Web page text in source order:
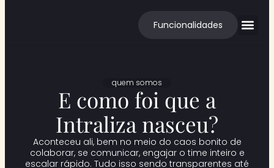
Funcionalidades
quem somos
E como foi que a
Intraliza nasceu?
Aconteceu ali, bem no meio do caos bonito de
colaborar, se comunicar, engajar o time inteiro e
escalar rápido. Tudo isso sendo transparentes até